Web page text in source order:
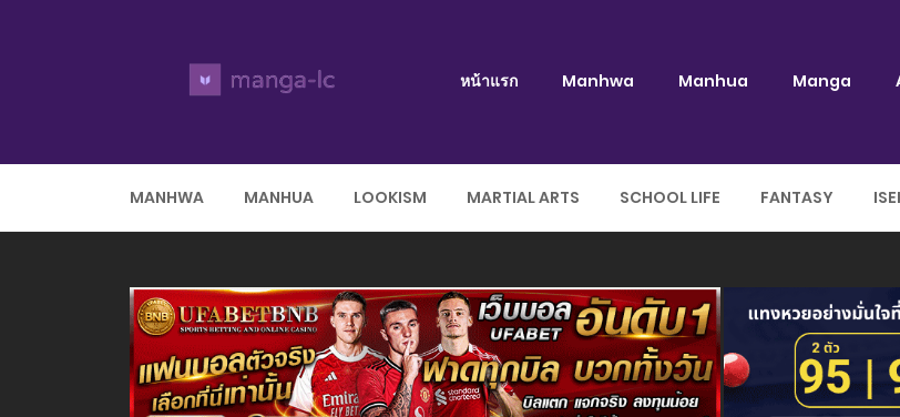
หน้าแรก Manhwa Manhua Manga
MANHWA MANHUA LOOKISM MARTIAL ARTS SCHOOL LIFE FANTASY